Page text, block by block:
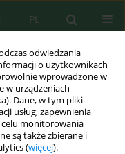
odwiedzania
o użytkownikach
wprowadzone w
w urządzeniach
Dane, w tym pliki
usług, zapewnienia
monitorowania
są także zbierane i
(więcej).
PL
waste